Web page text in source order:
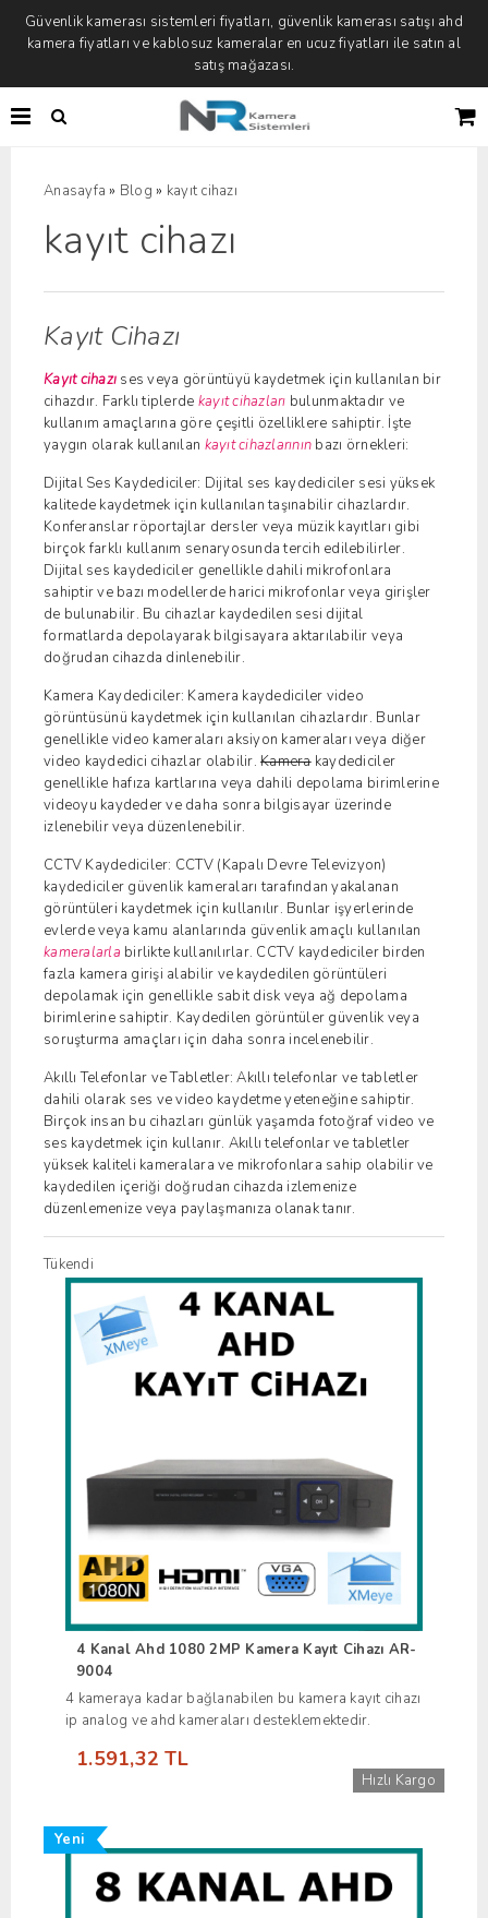
Güvenlik kamerası sistemleri fiyatları, güvenlik kamerası satışı ahd
kamera fiyatları ve kablosuz kameralar en ucuz fiyatları ile satın al
satış mağazası.
Anasayfa » Blog » kayıt cihazı
kayıt cihazı
Kayıt Cihazı
Kayıt cihazı ses veya görüntüyü kaydetmek için kullanılan bir
cihazdır. Farklı tiplerde kayıt cihazları bulunmaktadır ve
kullanım amaçlarına göre çeşitli özelliklere sahiptir. İşte
yaygın olarak kullanılan kayıt cihazlarının bazı örnekleri:
Dijital Ses Kaydediciler: Dijital ses kaydediciler sesi yüksek
kalitede kaydetmek için kullanılan taşınabilir cihazlardır.
Konferanslar röportajlar dersler veya müzik kayıtları gibi
birçok farklı kullanım senaryosunda tercih edilebilirler.
Dijital ses kaydediciler genellikle dahili mikrofonlara
sahiptir ve bazı modellerde harici mikrofonlar veya girişler
de bulunabilir. Bu cihazlar kaydedilen sesi dijital
formatlarda depolayarak bilgisayara aktarılabilir veya
doğrudan cihazda dinlenebilir.
Kamera Kaydediciler: Kamera kaydediciler video
görüntüsünü kaydetmek için kullanılan cihazlardır. Bunlar
genellikle video kameraları aksiyon kameraları veya diğer
video kaydedici cihazlar olabilir.Kamerakaydediciler
genellikle hafıza kartlarına veya dahili depolama birimlerine
videoyu kaydeder ve daha sonra bilgisayar üzerinde
izlenebilir veya düzenlenebilir.
CCTV Kaydediciler: CCTV (Kapalı Devre Televizyon)
kaydediciler güvenlik kameraları tarafından yakalanan
görüntüleri kaydetmek için kullanılır. Bunlar işyerlerinde
evlerde veya kamu alanlarında güvenlik amaçlı kullanılan
kameralarla birlikte kullanılırlar. CCTV kaydediciler birden
fazla kamera girişi alabilir ve kaydedilen görüntüleri
depolamak için genellikle sabit disk veya ağ depolama
birimlerine sahiptir. Kaydedilen görüntüler güvenlik veya
soruşturma amaçları için daha sonra incelenebilir.
Akıllı Telefonlar ve Tabletler: Akıllı telefonlar ve tabletler
dahili olarak ses ve video kaydetme yeteneğine sahiptir.
Birçok insan bu cihazları günlük yaşamda fotoğraf video ve
ses kaydetmek için kullanır. Akıllı telefonlar ve tabletler
yüksek kaliteli kameralara ve mikrofonlara sahip olabilir ve
kaydedilen içeriği doğrudan cihazda izlemenize
düzenlemenize veya paylaşmanıza olanak tanır.
4 Kanal Ahd 1080 2MP Kamera Kayıt Cihazı AR-
9004
4 kameraya kadar bağlanabilen bu kamera kayıt cihazı
ip analog ve ahd kameraları desteklemektedir.
1.591,32 TL
Hızlı Kargo
Tükendi
Yeni